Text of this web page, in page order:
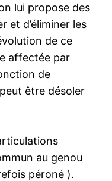
lui propose des
et d’éliminer les
de ce
affectée par
de
être désoler
au genou
péroné ).